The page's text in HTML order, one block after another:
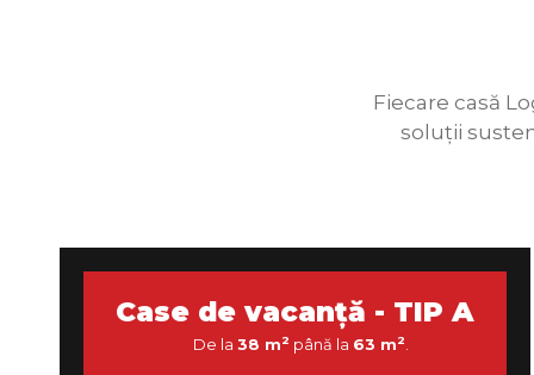
Fiecare casă
soluții
Case de vacanță - TIP A
De la 38 m2 până la 63 m2